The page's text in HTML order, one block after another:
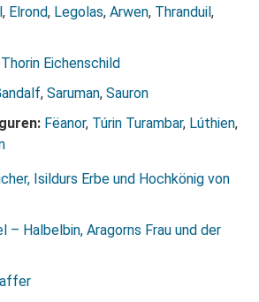
, Elrond, Legolas, Arwen, Thranduil ,
Thorin Eichenschild
, Saruman, Sauron
Fëanor, Túrin Turambar, Lúthien,
Isildurs Erbe und Hochkönig von
– Halbelbin, Aragorns Frau und der